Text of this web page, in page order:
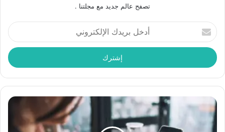
تصفح عالم جديد مع مجلتنا .
أدخل
بريدك
الإلكتروني